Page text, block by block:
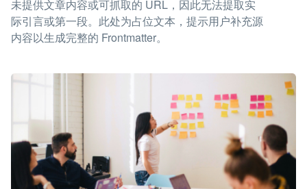
未提供文章内容或可抓取的 URL，因此无法提取实
际引言或第一段。此处为占位文本，提示用户补充源
内容以生成完整的 Frontmatter。